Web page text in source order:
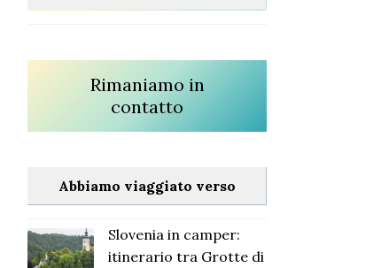
Rimaniamo in
contatto
Abbiamo viaggiato verso
Slovenia in camper:
itinerario tra Grotte di